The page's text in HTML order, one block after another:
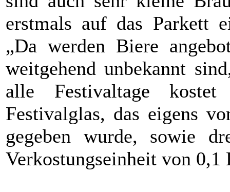
erstmals auf das Parkett
„Da werden Biere
weitgehend unbekannt
alle Festivaltage
Festivalglas, das eigens
gegeben wurde, sowie
Verkostungseinheit von 0,1